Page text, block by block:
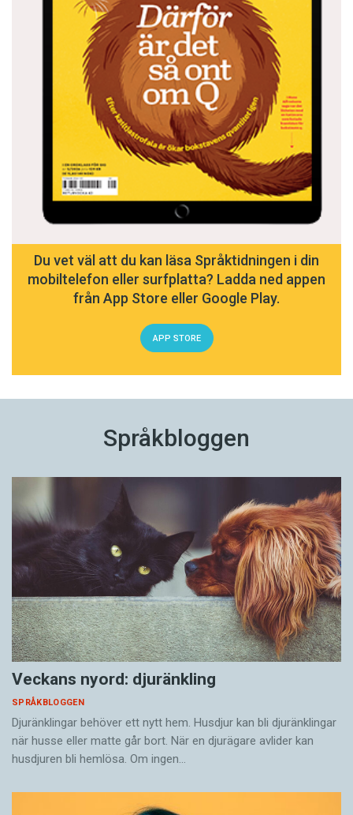
Du vet väl att du kan läsa Språktidningen i din
mobiltelefon eller surfplatta? Ladda ned appen
från App Store eller Google Play.
APP STORE
Språkbloggen
Veckans nyord: djuränkling
SPRÅKBLOGGEN
Djuränklingar behöver ett nytt hem. Husdjur kan bli djuränklingar
när husse eller matte går bort. När en djurägare avlider kan
husdjuren bli hemlösa. Om ingen…